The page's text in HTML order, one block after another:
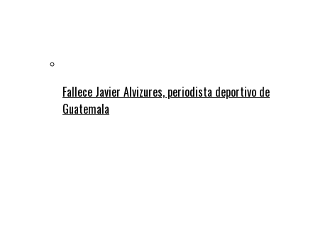
Fallece Javier Alvizures, periodista deportivo de
Guatemala